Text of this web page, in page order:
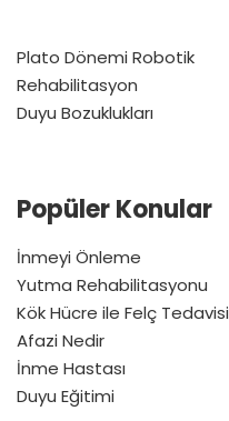
Plato Dönemi Robotik
Rehabilitasyon
Duyu Bozuklukları
Popüler Konular
İnmeyi Önleme
Yutma Rehabilitasyonu
Kök Hücre ile Felç Tedavisi
Afazi Nedir
İnme Hastası
Duyu Eğitimi